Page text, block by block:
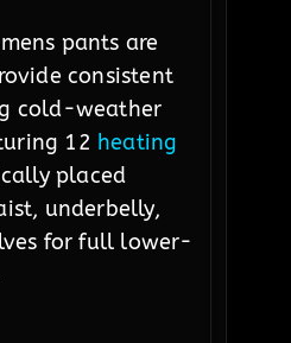
pants are
consistent
cold-weather
12 heating
placed
underbelly,
for full lower-